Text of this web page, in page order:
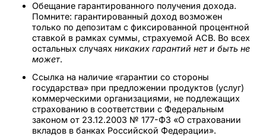
Обещание гарантированного получения дохода.
Помните: гарантированный доход возможен
только по депозитам с фиксированной процентной
ставкой в рамках суммы, страхуемой АСВ. Во всех
остальных случаяхникаких гарантий нет и быть не
может.
Ссылка на наличие «гарантии со стороны
государства» при предложении продуктов (услуг)
коммерческими организациями, не подлежащих
страхованию в соответствии с Федеральным
законом от 23.12.2003 № 177-ФЗ «О страховании
вкладов в банках Российской Федерации».